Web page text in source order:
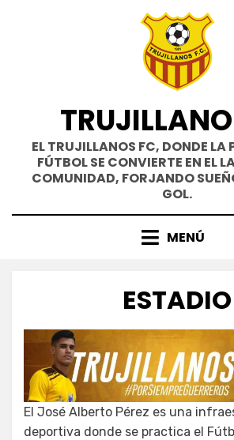
EL TRUJILLANOS FC, DONDE LA
FÚTBOL SE CONVIERTE EN EL
COMUNIDAD, FORJANDO
GOL.
MENÚ
ESTADIO
El José Alberto Pérez es una
deportiva donde se practica el